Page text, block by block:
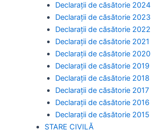
Declarații de căsătorie 2024
Declarații de căsătorie 2023
Declarații de căsătorie 2022
Declarații de căsătorie 2021
Declarații de căsătorie 2020
Declarații de căsătorie 2019
Declarații de căsătorie 2018
Declarații de căsătorie 2017
Declarații de căsătorie 2016
Declarații de căsătorie 2015
STARE CIVILĂ